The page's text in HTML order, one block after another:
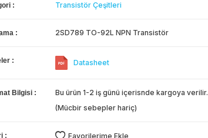
Transistör Çeşitleri
2SD789 TO-92L NPN Transistör
Datasheet
Bilgisi
Bu ürün 1-2 iş günü içerisnde kargoya verilir.
(Mücbir sebepler hariç)
Favorilerime Ekle